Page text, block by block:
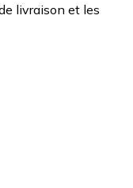
livraison et les